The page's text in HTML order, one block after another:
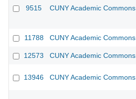
9515 CUNY Academic Commons
11788 CUNY Academic Commons
12573 CUNY Academic Commons
13946 CUNY Academic Commons